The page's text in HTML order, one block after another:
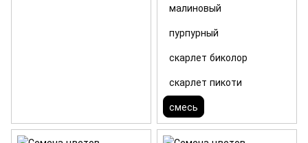
малиновый
пурпурный
скарлет биколор
скарлет пикоти
смесь